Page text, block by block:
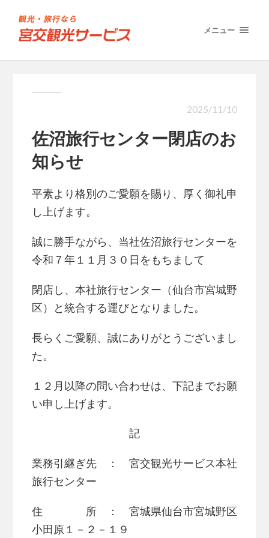
メニュー
2025/11/10
佐沼旅行センター閉店のお
知らせ
平素より格別のご愛願を賜り、厚く御礼申
し上げます。
誠に勝手ながら、当社佐沼旅行センターを
令和７年１１月３０日をもちまして
閉店し、本社旅行センター（仙台市宮城野
区）と統合する運びとなりました。
長らくご愛願、誠にありがとうございまし
た。
１２月以降の問い合わせは、下記までお願
い申し上げます。
記
業務引継ぎ先 ： 宮交観光サービス本社
旅行センター
住 所 ： 宮城県仙台市宮城野区
小田原１－２－１９